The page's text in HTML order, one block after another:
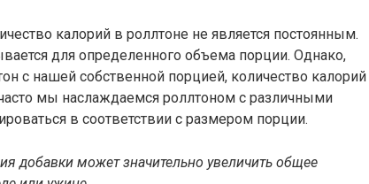
калорий в роллтоне не является постоянным.
для определенного объема порции. Однако,
с нашей собственной порцией, количество калорий
мы наслаждаемся роллтоном с различными
в соответствии с размером порции.
добавки может значительно увеличить общее